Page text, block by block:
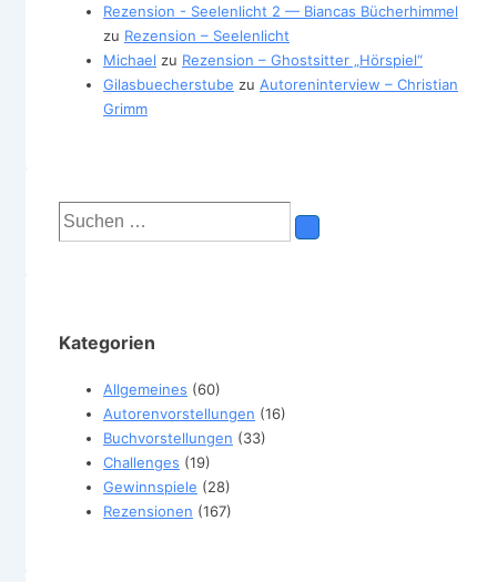
Rezension - Seelenlicht 2 — Biancas Bücherhimmel
zu Rezension – Seelenlicht
Michael zu Rezension – Ghostsitter „Hörspiel“
Gilasbuecherstube zu Autoreninterview – Christian
Grimm
Suchen
nach:
Kategorien
Allgemeines (60)
Autorenvorstellungen (16)
Buchvorstellungen (33)
Challenges (19)
Gewinnspiele (28)
Rezensionen (167)